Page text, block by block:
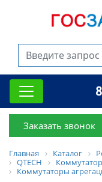
Заказать звонок
Главная Каталог
QTECH
Коммутаторы